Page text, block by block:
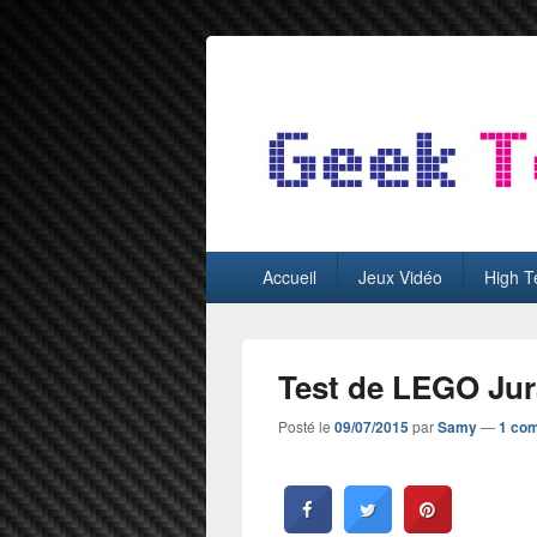
GeekTest
principalAccueil Jeux Vidéo High
Test de LEGO
Posté le 09/07/2015parSamy—1